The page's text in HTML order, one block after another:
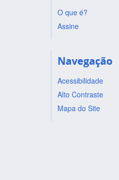
O que é?
Assine
Navegação
Acessibilidade
Alto Contraste
Mapa do Site